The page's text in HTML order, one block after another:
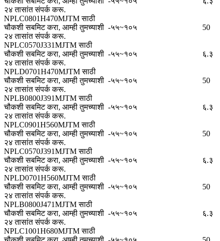
२४ तासांत संपर्क करू.
NPLC0801H470MJTM साठी
चौकशी सबमिट करा, आम्ही तुमच्याशी
२४ तासांत संपर्क करू.
-५५~१०५ 50
NPLC0570J331MJTM साठी
चौकशी सबमिट करा, आम्ही तुमच्याशी
२४ तासांत संपर्क करू.
-५५~१०५ ६.३
NPLD0701H470MJTM साठी
चौकशी सबमिट करा, आम्ही तुमच्याशी
२४ तासांत संपर्क करू.
-५५~१०५ 50
NPLB0800J391MJTM साठी
चौकशी सबमिट करा, आम्ही तुमच्याशी
२४ तासांत संपर्क करू.
-५५~१०५ ६.३
NPLC0901H560MJTM साठी
चौकशी सबमिट करा, आम्ही तुमच्याशी
२४ तासांत संपर्क करू.
-५५~१०५ 50
NPLC0570J391MJTM साठी
चौकशी सबमिट करा, आम्ही तुमच्याशी
२४ तासांत संपर्क करू.
-५५~१०५ ६.३
NPLD0701H560MJTM साठी
चौकशी सबमिट करा, आम्ही तुमच्याशी
२४ तासांत संपर्क करू.
-५५~१०५ 50
NPLB0800J471MJTM साठी
चौकशी सबमिट करा, आम्ही तुमच्याशी
२४ तासांत संपर्क करू.
-५५~१०५ ६.३
NPLC1001H680MJTM साठी